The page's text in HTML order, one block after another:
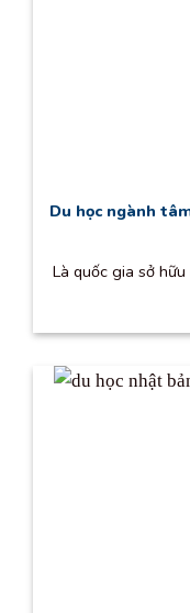
Du học ngành
Là quốc gia sở